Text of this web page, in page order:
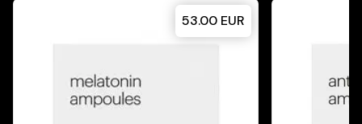
53.00 EUR